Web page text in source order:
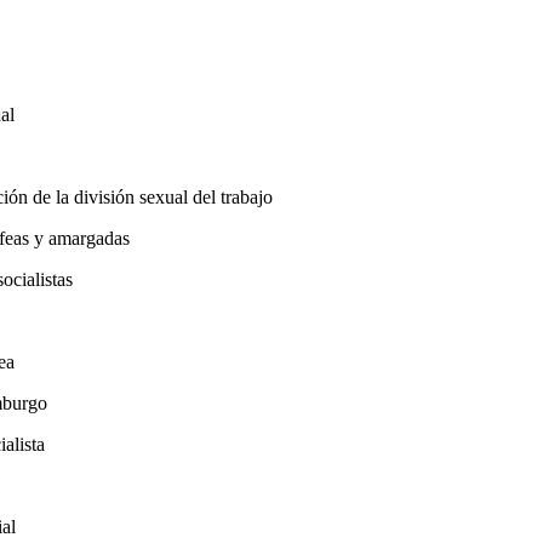
de la división sexual del trabajo
y amargadas